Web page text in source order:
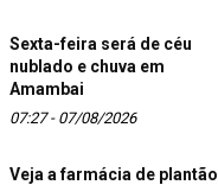
Sexta-feira será de céu
nublado e chuva em
Amambai
07:27 - 07/08/2026
Veja a farmácia de plantão